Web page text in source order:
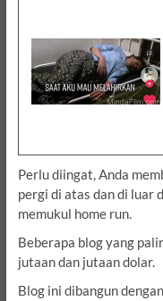
Perlu diingat, Anda
pergi di atas dan di luar
memukul home run.
Beberapa blog yang
jutaan dan jutaan dolar.
Blog ini dibangun